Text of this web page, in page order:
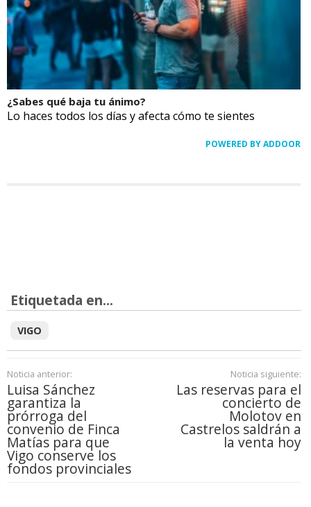
¿Sabes qué baja tu ánimo?
Lo haces todos los días y afecta cómo te sientes
POWERED BY ADDOOR
Etiquetada en...
VIGO
Noticia anterior:
Luisa Sánchez
garantiza la
prórroga del
convenio de Finca
Matías para que
Vigo conserve los
fondos provinciales
Noticia siguiente:
Las reservas para el
concierto de
Molotov en
Castrelos saldrán a
la venta hoy